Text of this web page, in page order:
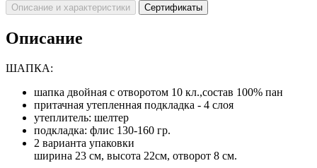
Описание и характеристики Сертификаты
Описание
ШАПКА:
шапка двойная с отворотом 10 кл.,состав 100% пан
притачная утепленная подкладка - 4 слоя
утеплитель: шелтер
подкладка: флис 130-160 гр.
2 варианта упаковки
ширина 23 см, высота 22см, отворот 8 см.